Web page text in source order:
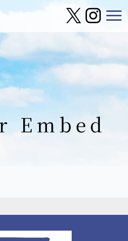
Embed